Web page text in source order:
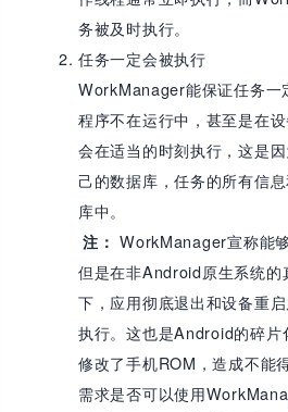
务被及时执行。
任务一定会被执行
WorkManager能保证任务一
程序不在运行中，甚至是在
会在适当的时刻执行，这是
己的数据库，任务的所有信
库中。
注： WorkManager宣称能
但是在非Android原生系统的
下，应用彻底退出和设备重
执行。这也是Android的碎片
修改了手机ROM，造成不能
需求是否可以使用